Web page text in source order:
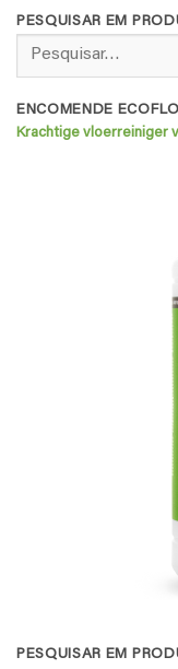
PESQUISAR EM
por:
ENCOMENDE
Krachtige vloerreiniger
PESQUISAR EM